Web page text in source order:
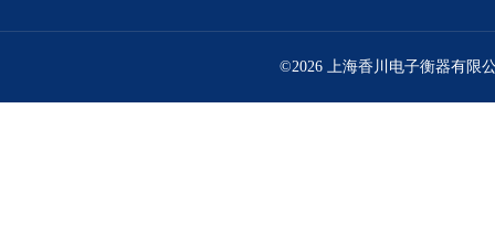
©2026 上海香川电子衡器有限